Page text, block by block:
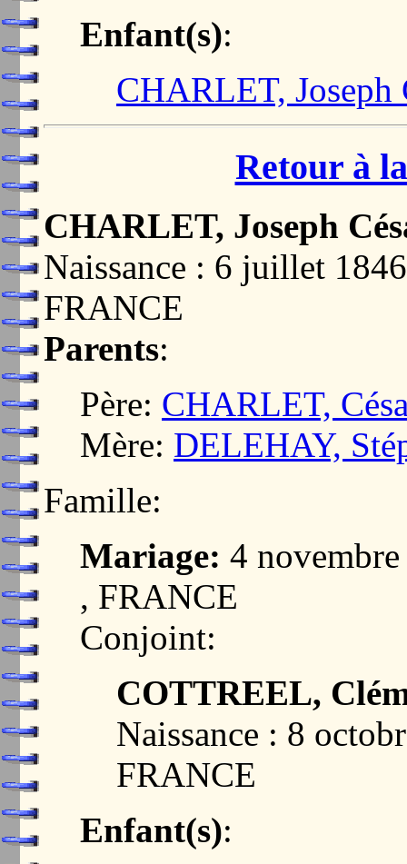
Enfant(s):
CHARLET, Joseph
Retour à
CHARLET, Joseph
Naissance : 6 juillet
FRANCE
Parents:
Père: CHARLET,
Mère: DELEHAY,
Famille:
Mariage: 4
, FRANCE
Conjoint:
COTTREEL,
Naissance : 8
FRANCE
Enfant(s):